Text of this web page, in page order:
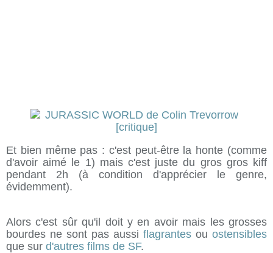
Et bien même pas : c'est peut-être la honte (comme
d'avoir aimé le 1) mais c'est juste du gros gros kiff
pendant 2h (à condition d'apprécier le genre,
évidemment).
Alors c'est sûr qu'il doit y en avoir mais les grosses
bourdes ne sont pas aussi flagrantes ou ostensibles
que sur d'autres films de SF.